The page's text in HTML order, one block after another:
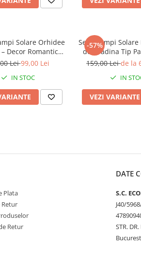
Solare Orhidee
– Decor Romantic
Gradina, Tarus si
Lei99,00 Lei
IN STOC
-57%
Set 2 Lampi
de Gradina Tip
cm, 6 Ramuri
159,00 Leide la
IN
VEZI VARIANTE
Plata
Retur
Retur
DATE
S.C.
J40/
STR.